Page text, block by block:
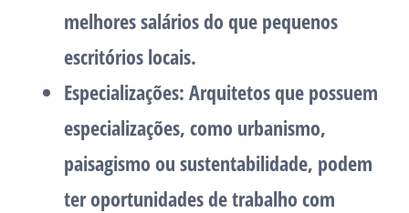
melhores salários do que pequenos
escritórios locais.
Especializações: Arquitetos que possuem
especializações, como urbanismo,
paisagismo ou sustentabilidade, podem
ter oportunidades de trabalho com